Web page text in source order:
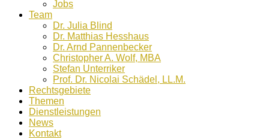
Jobs
Team
Dr. Julia Blind
Dr. Matthias Hesshaus
Dr. Arnd Pannenbecker
Christopher A. Wolf, MBA
Stefan Unterriker
Prof. Dr. Nicolai Schädel, LL.M.
Rechtsgebiete
Themen
Dienstleistungen
News
Kontakt